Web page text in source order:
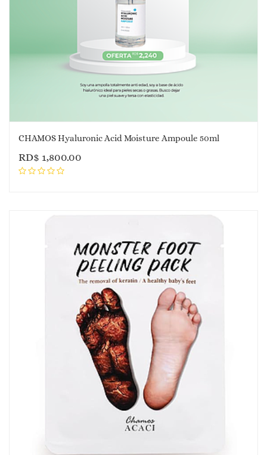
CHAMOS Hyaluronic Acid Moisture Ampoule 50ml
RD$ 1,800.00